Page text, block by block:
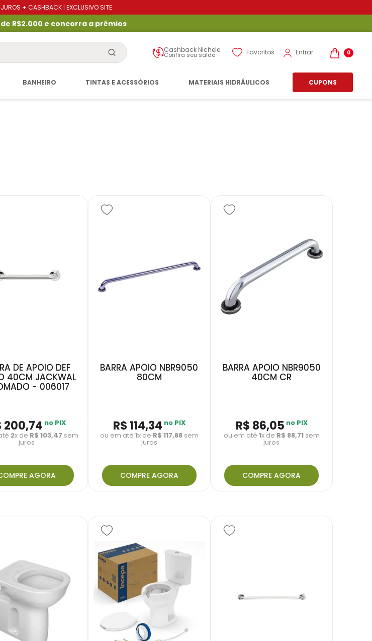
+ CASHBACK | EXCLUSIVO SITE
R$2.000 e concorra a prêmios
Cashback Nichele
Confira seu saldo Favoritos Entrar 0
BANHEIRO TINTAS E ACESSÓRIOS MATERIAIS HIDRÁULICOS CUPONS
DE APOIO DEF
40CM JACKWAL
- 006017
200,74 no PIX
2x de R$ 103,47 sem
juros
AGORA
BARRA APOIO NBR9050
80CM
R$ 114,34 no PIX
ou em até 1x de R$ 117,88 sem
juros
COMPRE AGORA
BARRA APOIO NBR9050
40CM CR
R$ 86,05 no PIX
ou em até 1x de R$ 88,71sem
juros
COMPRE AGORA